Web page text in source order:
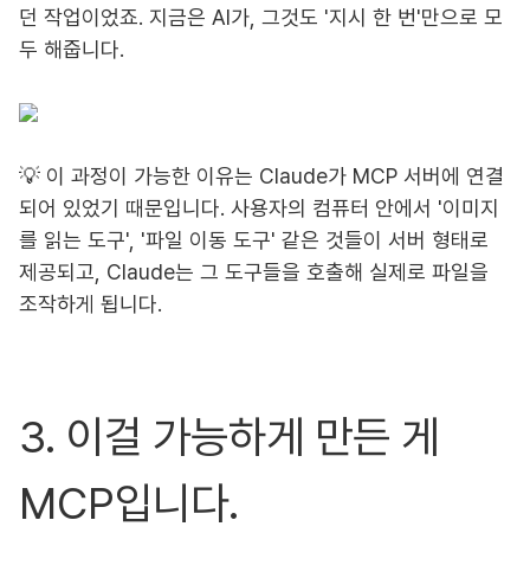
던 작업이었죠. 지금은 AI가, 그것도 '지시 한 번'만으로 모
두 해줍니다.
💡 이 과정이 가능한 이유는 Claude가 MCP 서버에 연결
되어 있었기 때문입니다. 사용자의 컴퓨터 안에서 '이미지
를 읽는 도구', '파일 이동 도구' 같은 것들이 서버 형태로
제공되고, Claude는 그 도구들을 호출해 실제로 파일을
조작하게 됩니다.
3. 이걸 가능하게 만든 게
MCP입니다.